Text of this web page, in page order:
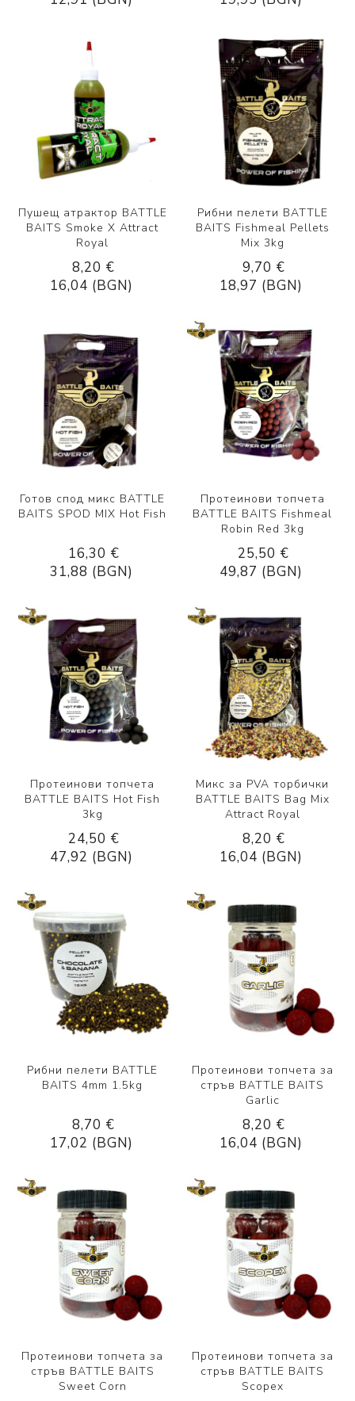
Пушещ атрактор BATTLE
BAITS Smoke X Attract
Royal
8,20 €
16,04 (BGN)
Рибни пелети BATTLE
BAITS Fishmeal Pellets
Mix 3kg
9,70 €
18,97 (BGN)
Готов спод микс BATTLE
BAITS SPOD MIX Hot Fish
16,30 €
31,88 (BGN)
Протеинови топчета
BATTLE BAITS Fishmeal
Robin Red 3kg
25,50 €
49,87 (BGN)
Протеинови топчета
BATTLE BAITS Hot Fish
3kg
24,50 €
47,92 (BGN)
Микс за PVA торбички
BATTLE BAITS Bag Mix
Attract Royal
8,20 €
16,04 (BGN)
Рибни пелети BATTLE
BAITS 4mm 1.5kg
8,70 €
17,02 (BGN)
Протеинови топчета за
стръв BATTLE BAITS
Garlic
8,20 €
16,04 (BGN)
Протеинови топчета за
стръв BATTLE BAITS
Sweet Corn
Протеинови топчета за
стръв BATTLE BAITS
Scopex